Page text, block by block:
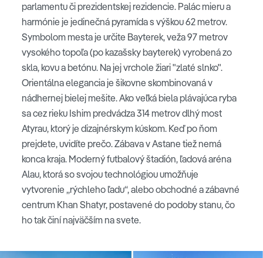
parlamentu či prezidentskej rezidencie. Palác mieru a
harmónie je jedinečná pyramída s výškou 62 metrov.
Symbolom mesta je určite Bayterek, veža 97 metrov
vysokého topoľa (po kazašsky bayterek) vyrobená zo
skla, kovu a betónu. Na jej vrchole žiari "zlaté slnko".
Orientálna elegancia je šikovne skombinovaná v
nádhernej bielej mešite. Ako veľká biela plávajúca ryba
sa cez rieku Ishim predvádza 314 metrov dlhý most
Atyrau, ktorý je dizajnérskym kúskom. Keď po ňom
prejdete, uvidíte prečo. Zábava v Astane tiež nemá
konca kraja. Moderný futbalový štadión, ľadová aréna
Alau, ktorá so svojou technológiou umožňuje
vytvorenie „rýchleho ľadu“, alebo obchodné a zábavné
centrum Khan Shatyr, postavené do podoby stanu, čo
ho tak činí najväčším na svete.